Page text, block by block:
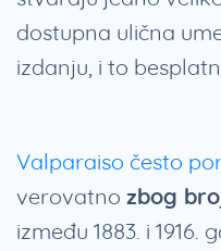
dostupna ulična
izdanju, i to
Valparaiso često
verovatno zbog
između 1883. i 1916.